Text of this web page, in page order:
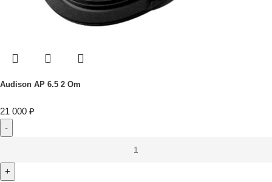
Audison AP 6.5 2 Om
21 000 ₽